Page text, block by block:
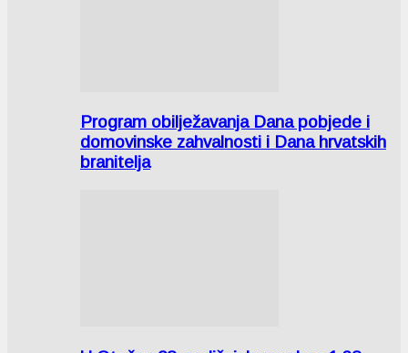
Program obilježavanja Dana pobjede i
domovinske zahvalnosti i Dana hrvatskih
branitelja